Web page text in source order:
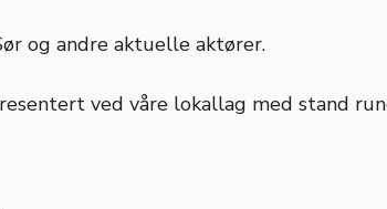
og andre aktuelle aktører.
ved våre lokallag med stand